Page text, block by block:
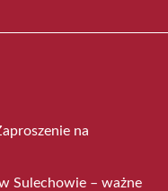
na
Sulechowie – ważne